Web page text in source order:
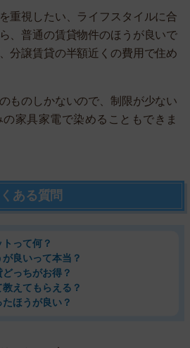
重視したい、ライフスタイルに合
、普通の賃貸物件のほうが良いで
分譲賃貸の半額近くの費用で住め
ものしかないので、制限が少ない
家具家電で染めることもできま
ある質問
って何？
良いって本当？
っちがお得？
えてもらえる？
ほうが良い？